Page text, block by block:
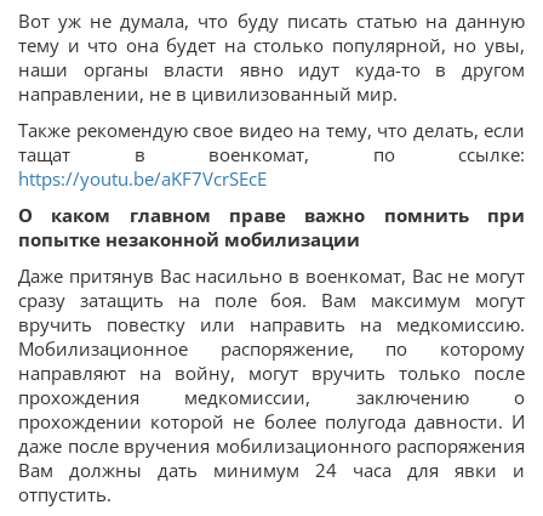
Вот уж не думала, что буду писать статью на данную
тему и что она будет на столько популярной, но увы,
наши органы власти явно идут куда-то в другом
направлении, не в цивилизованный мир.
Также рекомендую свое видео на тему, что делать, если
тащат в военкомат, по ссылке:
https://youtu.be/aKF7VcrSEcE
О каком главном праве важно помнить при
попытке незаконной мобилизации
Даже притянув Вас насильно в военкомат, Вас не могут
сразу затащить на поле боя. Вам максимум могут
вручить повестку или направить на медкомиссию.
Мобилизационное распоряжение, по которому
направляют на войну, могут вручить только после
прохождения медкомиссии, заключению о
прохождении которой не более полугода давности. И
даже после вручения мобилизационного распоряжения
Вам должны дать минимум 24 часа для явки и
отпустить.